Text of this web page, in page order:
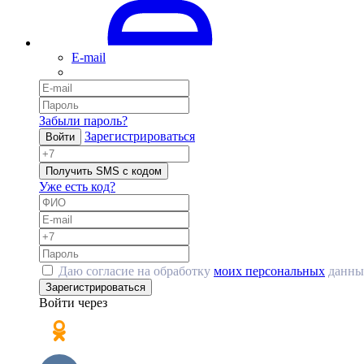
E-mail
Забыли пароль?
Войти Зарегистрироваться
Получить SMS с кодом
Уже есть код?
Даю согласие на обработку моих персональных
Зарегистрироваться
Войти через